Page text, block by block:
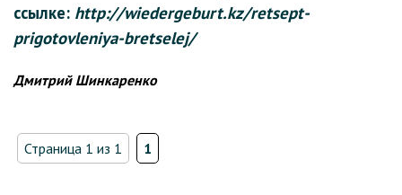
ссылке: http://wiedergeburt.kz/retsept-
prigotovleniya-bretselej/
Дмитрий Шинкаренко
Страница 1 из 1 1